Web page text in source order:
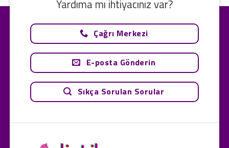
Yardıma mı ihtiyacınız var?
Çağrı Merkezi
E-posta Gönderin
Sıkça Sorulan Sorular